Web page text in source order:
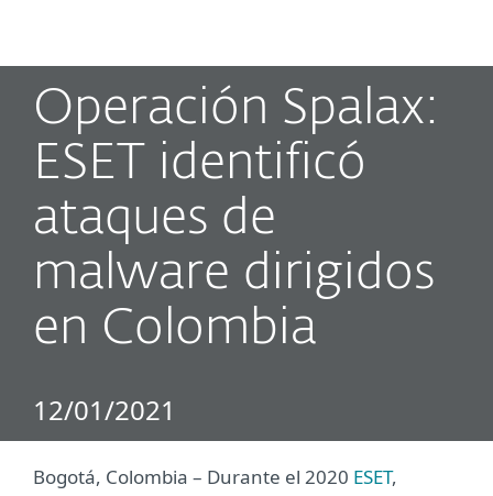
Operación Spalax:
ESET identificó
ataques de
malware dirigidos
en Colombia
12/01/2021
Bogotá, Colombia – Durante el 2020 ESET,